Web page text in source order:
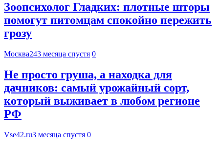
Зоопсихолог Гладких: плотные шторы
помогут питомцам спокойно пережить
грозу
Москва243 месяца спустя 0
Не просто груша, а находка для
дачников: самый урожайный сорт,
который выживает в любом регионе
РФ
Vse42.ru3 месяца спустя 0